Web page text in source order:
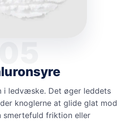
05
i ledvæske. Det øger leddets
knoglerne at glide glat mod
smertefuld friktion eller